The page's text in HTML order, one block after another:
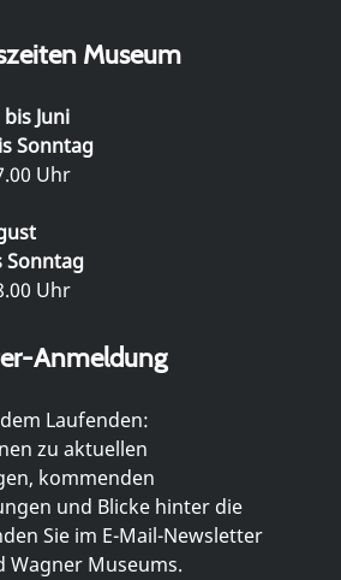
Museum
Juni
Sonntag
Uhr
Sonntag
Uhr
Anmeldung
Laufenden:
zu aktuellen
kommenden
und Blicke hinter die
Sie im E-Mail-Newsletter
Wagner Museums.